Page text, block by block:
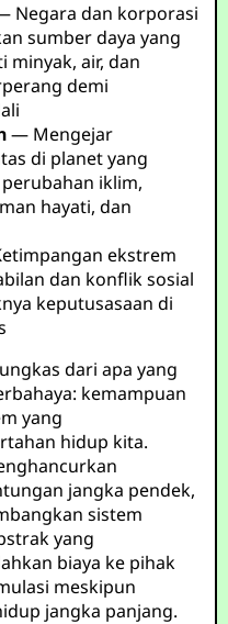
Negara dan korporasi
sumber daya yang
minyak, air, dan
demi
— Mengejar
di planet yang
iklim,
hayati, dan
ekstrem
dan konflik sosial
keputusasaan di
dari apa yang
kemampuan
yang
hidup kita.
jangka pendek,
sistem
yang
biaya ke pihak
meskipun
jangka panjang.